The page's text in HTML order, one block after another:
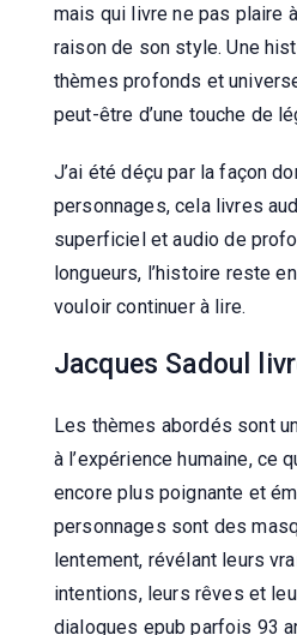
mais qui livre ne pas plaire
raison de son style. Une
thèmes profonds et
peut-être d’une touche de
J’ai été déçu par la façon
personnages, cela livres
superficiel et audio de
longueurs, l’histoire reste
vouloir continuer à lire.
Jacques Sadoul
Les thèmes abordés sont
à l’expérience humaine, ce
encore plus poignante et
personnages sont des
lentement, révélant leurs
intentions, leurs rêves et
dialogues epub parfois 93